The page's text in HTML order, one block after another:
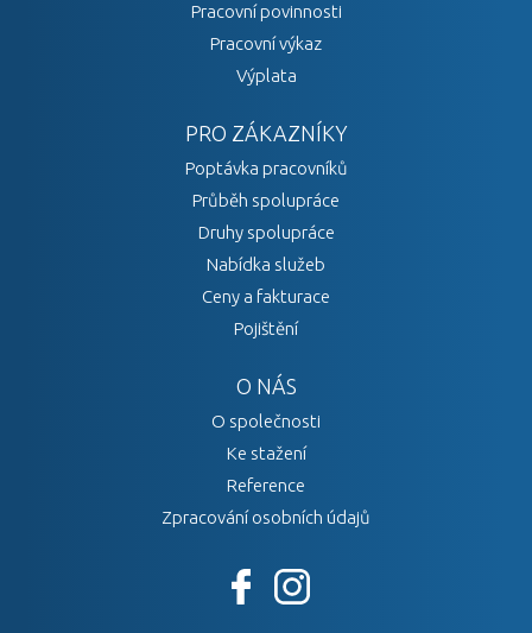
Pracovní povinnosti
Pracovní výkaz
Výplata
PRO ZÁKAZNÍKY
Poptávka pracovníků
Průběh spolupráce
Druhy spolupráce
Nabídka služeb
Ceny a fakturace
Pojištění
O NÁS
O společnosti
Ke stažení
Reference
Zpracování osobních údajů